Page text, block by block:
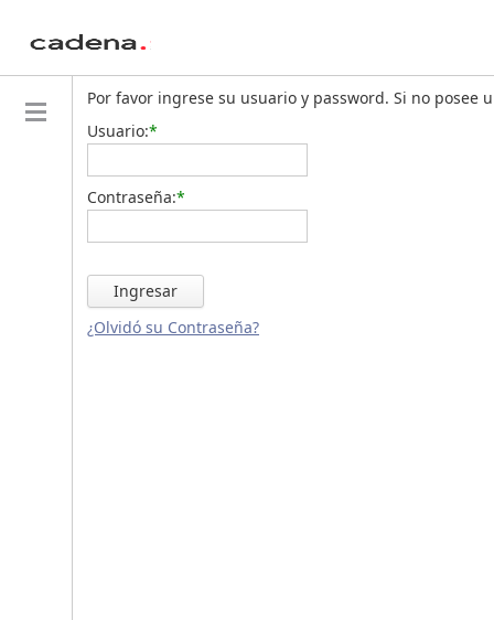
Por favor ingrese su usuario y password. Si no
Usuario:*
Contraseña:*
Ingresar
¿Olvidó su Contraseña?